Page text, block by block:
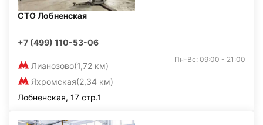
СТО Лобненская
+7 (499) 110-53-06
Лианозово(1,72 км)
Яхромская(2,34 км)
Пн-Вс: 09:00 - 21:00
Лобненская, 17 стр.1